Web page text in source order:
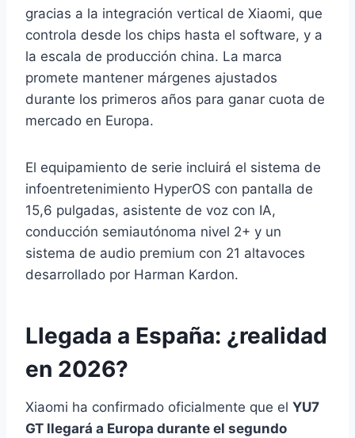
gracias a la integración vertical de Xiaomi, que
controla desde los chips hasta el software, y a
la escala de producción china. La marca
promete mantener márgenes ajustados
durante los primeros años para ganar cuota de
mercado en Europa.
El equipamiento de serie incluirá el sistema de
infoentretenimiento HyperOS con pantalla de
15,6 pulgadas, asistente de voz con IA,
conducción semiautónoma nivel 2+ y un
sistema de audio premium con 21 altavoces
desarrollado por Harman Kardon.
Llegada a España: ¿realidad
en 2026?
Xiaomi ha confirmado oficialmente que el YU7
GT llegará a Europa durante el segundo